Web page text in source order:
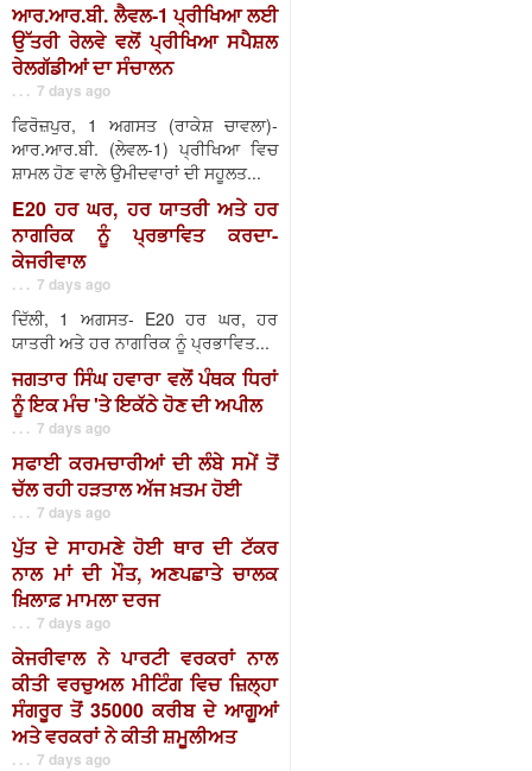
ਆਰ.ਆਰ.ਬੀ. ਲੈਵਲ-1 ਪ੍ਰੀਖਿਆ ਲਈ
ਉੱਤਰੀ ਰੇਲਵੇ ਵਲੋਂ ਪ੍ਰੀਖਿਆ ਸਪੈਸ਼ਲ
ਰੇਲਗੱਡੀਆਂ ਦਾ ਸੰਚਾਲਨ
. . . 7 days ago
ਫਿਰੋਜ਼ਪੁਰ, 1 ਅਗਸਤ (ਰਾਕੇਸ਼ ਚਾਵਲਾ)-
ਆਰ.ਆਰ.ਬੀ. (ਲੇਵਲ-1) ਪ੍ਰੀਖਿਆ ਵਿਚ
ਸ਼ਾਮਲ ਹੋਣ ਵਾਲੇ ਉਮੀਦਵਾਰਾਂ ਦੀ ਸਹੂਲਤ...
E20 ਹਰ ਘਰ, ਹਰ ਯਾਤਰੀ ਅਤੇ ਹਰ
ਨਾਗਰਿਕ ਨੂੰ ਪ੍ਰਭਾਵਿਤ ਕਰਦਾ-
ਕੇਜਰੀਵਾਲ
. . . 7 days ago
ਦਿੱਲੀ, 1 ਅਗਸਤ- E20 ਹਰ ਘਰ, ਹਰ
ਯਾਤਰੀ ਅਤੇ ਹਰ ਨਾਗਰਿਕ ਨੂੰ ਪ੍ਰਭਾਵਿਤ...
ਜਗਤਾਰ ਸਿੰਘ ਹਵਾਰਾ ਵਲੋਂ ਪੰਥਕ ਧਿਰਾਂ
ਨੂੰ ਇਕ ਮੰਚ 'ਤੇ ਇਕੱਠੇ ਹੋਣ ਦੀ ਅਪੀਲ
. . . 7 days ago
ਸਫਾਈ ਕਰਮਚਾਰੀਆਂ ਦੀ ਲੰਬੇ ਸਮੇਂ ਤੋਂ
ਚੱਲ ਰਹੀ ਹੜਤਾਲ ਅੱਜ ਖ਼ਤਮ ਹੋਈ
. . . 7 days ago
ਪੁੱਤ ਦੇ ਸਾਹਮਣੇ ਹੋਈ ਥਾਰ ਦੀ ਟੱਕਰ
ਨਾਲ ਮਾਂ ਦੀ ਮੌਤ, ਅਣਪਛਾਤੇ ਚਾਲਕ
ਖ਼ਿਲਾਫ਼ ਮਾਮਲਾ ਦਰਜ
. . . 7 days ago
ਕੇਜਰੀਵਾਲ ਨੇ ਪਾਰਟੀ ਵਰਕਰਾਂ ਨਾਲ
ਕੀਤੀ ਵਰਚੁਅਲ ਮੀਟਿੰਗ ਵਿਚ ਜ਼ਿਲ੍ਹਾ
ਸੰਗਰੂਰ ਤੋਂ 35000 ਕਰੀਬ ਦੇ ਆਗੂਆਂ
ਅਤੇ ਵਰਕਰਾਂ ਨੇ ਕੀਤੀ ਸ਼ਮੂਲੀਅਤ
. . . 7 days ago